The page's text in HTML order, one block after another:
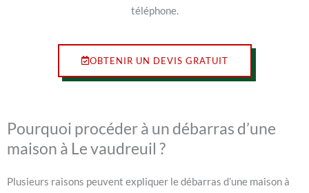
téléphone.
OBTENIR UN DEVIS GRATUIT
Pourquoi procéder à un débarras d’une
maison à Le vaudreuil ?
Plusieurs raisons peuvent expliquer le débarras d’une maison à